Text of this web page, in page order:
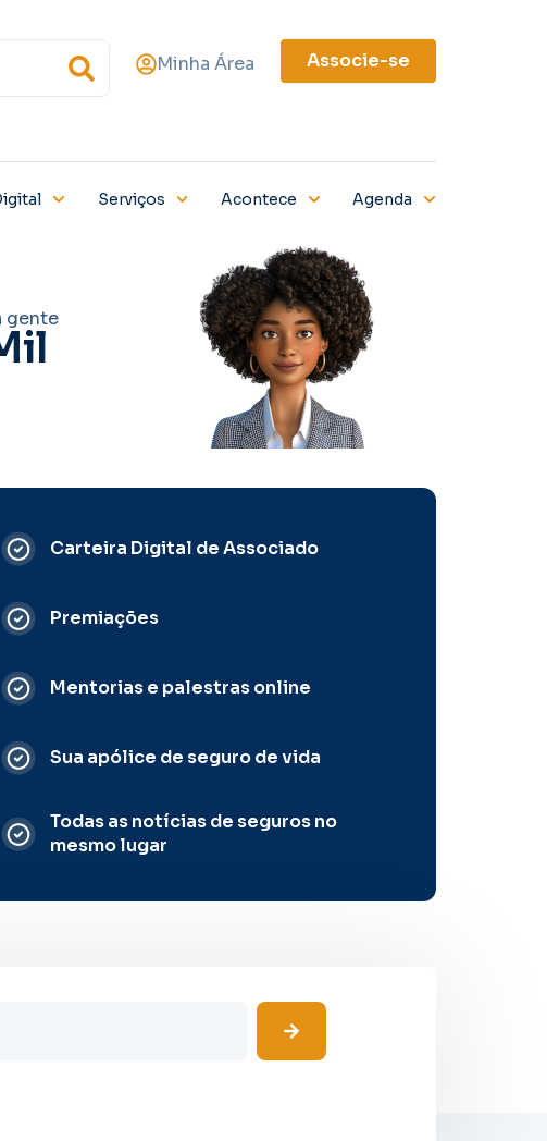
Minha Área Associe-se
Serviços Acontece Agenda
gente
Carteira Digital de Associado
Premiações
Mentorias e palestras online
Sua apólice de seguro de vida
Todas as notícias de seguros no
mesmo lugar